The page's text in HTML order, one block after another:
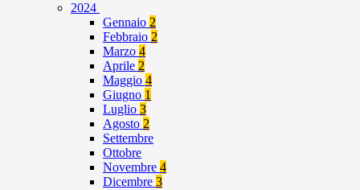
2024
Gennaio 2
Febbraio 2
Marzo 4
Aprile 2
Maggio 4
Giugno 1
Luglio 3
Agosto 2
Settembre
Ottobre
Novembre 4
Dicembre 3